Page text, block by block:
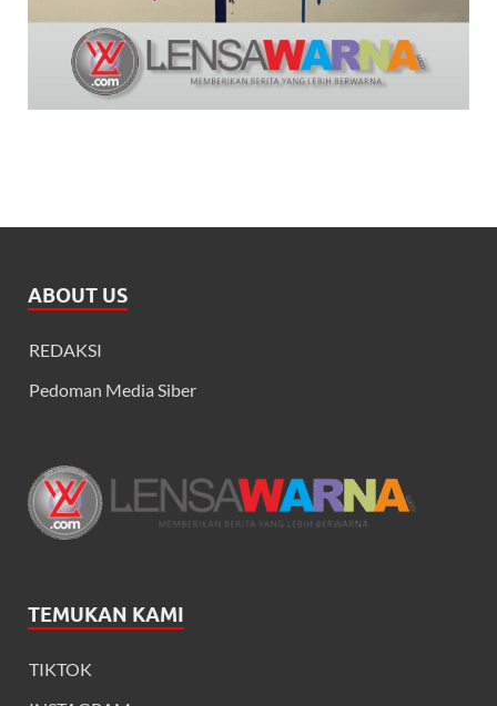
ABOUT US
REDAKSI
Pedoman Media Siber
TEMUKAN KAMI
TIKTOK